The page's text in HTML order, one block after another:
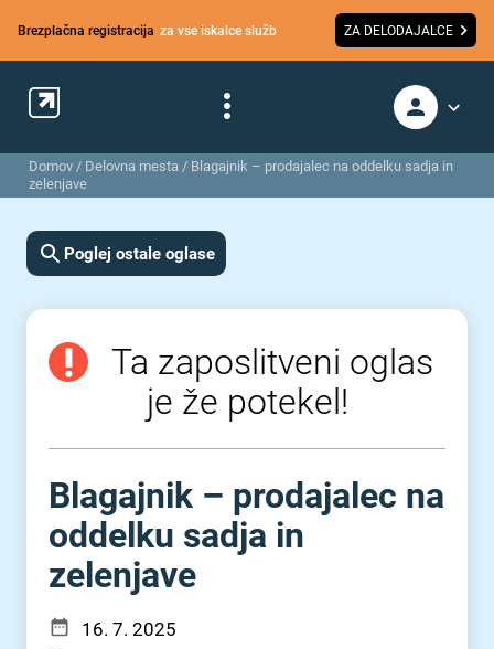
Brezplačna registracija za vse iskalce služb ZA DELODAJALCE
Domov / Delovna mesta / Blagajnik – prodajalec na oddelku sadja in
zelenjave
Poglej ostale oglase
Ta zaposlitveni oglas
je že potekel!
Blagajnik – prodajalec na
oddelku sadja in
zelenjave
16. 7. 2025